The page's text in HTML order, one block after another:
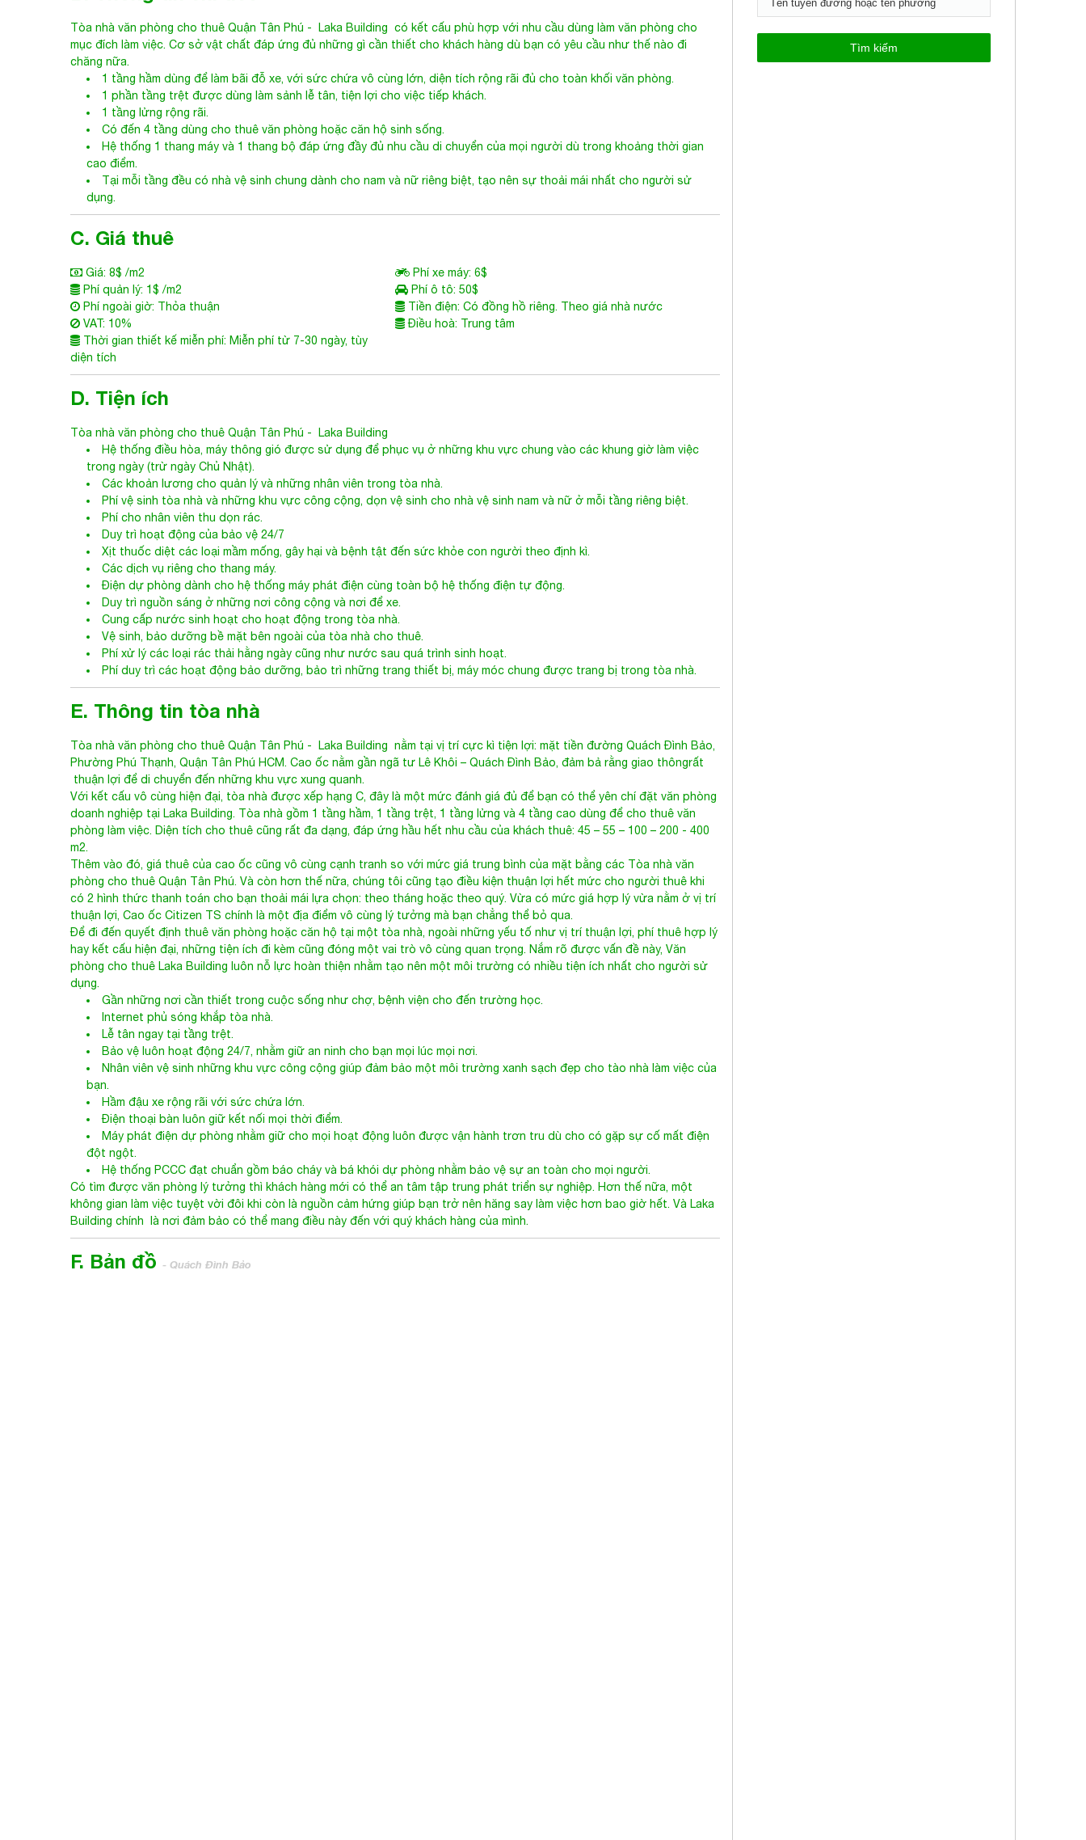
Tòa nhà văn phòng cho thuê Quận Tân Phú - Laka Building có kết cấu phù hợp với nhu cầu dùng làm văn phòng cho
mục đích làm việc. Cơ sở vật chất đáp ứng đủ những gì cần thiết cho khách hàng dù bạn có yêu cầu như thế nào đi
chăng nữa.
1 tầng hầm dùng để làm bãi đỗ xe, với sức chứa vô cùng lớn, diện tích rộng rãi đủ cho toàn khối văn phòng.
1 phần tầng trệt được dùng làm sảnh lễ tân, tiện lợi cho việc tiếp khách.
1 tầng lửng rộng rãi.
Có đến 4 tầng dùng cho thuê văn phòng hoặc căn hộ sinh sống.
Hệ thống 1 thang máy và 1 thang bộ đáp ứng đầy đủ nhu cầu di chuyển của mọi người dù trong khoảng thời gian
cao điểm.
Tại mỗi tầng đều có nhà vệ sinh chung dành cho nam và nữ riêng biệt, tạo nên sự thoải mái nhất cho người sử
dụng.
C. Giá thuê
Giá: 8$ /m2
Phí xe máy: 6$
Phí quản lý: 1$ /m2
Phí ô tô: 50$
Phí ngoài giờ: Thỏa thuận
Tiền điện: Có đồng hồ riêng. Theo giá nhà nước
VAT: 10%
Điều hoà: Trung tâm
Thời gian thiết kế miễn phí: Miễn phí từ 7-30 ngày, tùy
diện tích
D. Tiện ích
Tòa nhà văn phòng cho thuê Quận Tân Phú - Laka Building
Hệ thống điều hòa, máy thông gió được sử dụng để phục vụ ở những khu vực chung vào các khung giờ làm việc
trong ngày (trừ ngày Chủ Nhật).
Các khoản lương cho quản lý và những nhân viên trong tòa nhà.
Phí vệ sinh tòa nhà và những khu vực công cộng, dọn vệ sinh cho nhà vệ sinh nam và nữ ở mỗi tầng riêng biệt.
Phí cho nhân viên thu dọn rác.
Duy trì hoạt động của bảo vệ 24/7
Xịt thuốc diệt các loại mầm mống, gây hại và bệnh tật đến sức khỏe con người theo định kì.
Các dịch vụ riêng cho thang máy.
Điện dự phòng dành cho hệ thống máy phát điện cùng toàn bộ hệ thống điện tự động.
Duy trì nguồn sáng ở những nơi công cộng và nơi để xe.
Cung cấp nước sinh hoạt cho hoạt động trong tòa nhà.
Vệ sinh, bảo dưỡng bề mặt bên ngoài của tòa nhà cho thuê.
Phí xử lý các loại rác thải hằng ngày cũng như nước sau quá trình sinh hoạt.
Phí duy trì các hoạt động bảo dưỡng, bảo trì những trang thiết bị, máy móc chung được trang bị trong tòa nhà.
E. Thông tin tòa nhà
Tòa nhà văn phòng cho thuê Quận Tân Phú - Laka Building nằm tại vị trí cực kì tiện lợi: mặt tiền đường Quách Đình Bảo,
Phường Phú Thạnh, Quận Tân Phú HCM. Cao ốc nằm gần ngã tư Lê Khôi – Quách Đình Bảo, đảm bả rằng giao thôngrất
thuận lợi để di chuyển đến những khu vực xung quanh.
Với kết cấu vô cùng hiện đại, tòa nhà được xếp hạng C, đây là một mức đánh giá đủ để bạn có thể yên chí đặt văn phòng
doanh nghiệp tại Laka Building. Tòa nhà gồm 1 tầng hầm, 1 tầng trệt, 1 tầng lửng và 4 tầng cao dùng để cho thuê văn
phòng làm việc. Diện tích cho thuê cũng rất đa dạng, đáp ứng hầu hết nhu cầu của khách thuê: 45 – 55 – 100 – 200 - 400
m2.
Thêm vào đó, giá thuê của cao ốc cũng vô cùng cạnh tranh so với mức giá trung bình của mặt bằng các Tòa nhà văn
phòng cho thuê Quận Tân Phú. Và còn hơn thế nữa, chúng tôi cũng tạo điều kiện thuận lợi hết mức cho người thuê khi
có 2 hình thức thanh toán cho bạn thoải mái lựa chọn: theo tháng hoặc theo quý. Vừa có mức giá hợp lý vừa nằm ở vị trí
thuận lợi, Cao ốc Citizen TS chính là một địa điểm vô cùng lý tưởng mà bạn chẳng thể bỏ qua.
Để đi đến quyết định thuê văn phòng hoặc căn hộ tại một tòa nhà, ngoài những yếu tố như vị trí thuận lợi, phí thuê hợp lý
hay kết cấu hiện đại, những tiện ích đi kèm cũng đóng một vai trò vô cùng quan trọng. Nắm rõ được vấn đề này, Văn
phòng cho thuê Laka Building luôn nỗ lực hoàn thiện nhằm tạo nên một môi trường có nhiều tiện ích nhất cho người sử
dụng.
Gần những nơi cần thiết trong cuộc sống như chợ, bệnh viện cho đến trường học.
Internet phủ sóng khắp tòa nhà.
Lễ tân ngay tại tầng trệt.
Bảo vệ luôn hoạt động 24/7, nhằm giữ an ninh cho bạn mọi lúc mọi nơi.
Nhân viên vệ sinh những khu vực công cộng giúp đảm bảo một môi trường xanh sạch đẹp cho tào nhà làm việc của
bạn.
Hầm đậu xe rộng rãi với sức chứa lớn.
Điện thoại bàn luôn giữ kết nối mọi thời điểm.
Máy phát điện dự phòng nhằm giữ cho mọi hoạt động luôn được vận hành trơn tru dù cho có gặp sự cố mất điện
đột ngột.
Hệ thống PCCC đạt chuẩn gồm báo cháy và bá khói dự phòng nhằm bảo vệ sự an toàn cho mọi người.
Có tìm được văn phòng lý tưởng thì khách hàng mới có thể an tâm tập trung phát triển sự nghiệp. Hơn thế nữa, một
không gian làm việc tuyệt vời đôi khi còn là nguồn cảm hứng giúp bạn trở nên hăng say làm việc hơn bao giờ hết. Và Laka
Building chính là nơi đảm bảo có thể mang điều này đến với quý khách hàng của mình.
F. Bản đồ - Quách Đình Bảo